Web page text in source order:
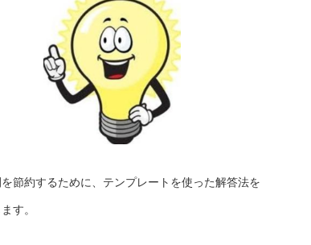
節約するために、テンプレートを使った解答法を
ます。